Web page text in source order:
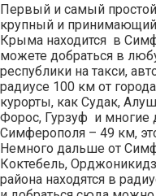
Первый и самый
крупный и
Крыма находится в
можете добраться в
республики на такси,
радиусе 100 км от
курорты, как Судак,
Форос, Гурзуф и многие
Симферополя – 49 км,
Немного дальше от
Коктебель,
района находятся в